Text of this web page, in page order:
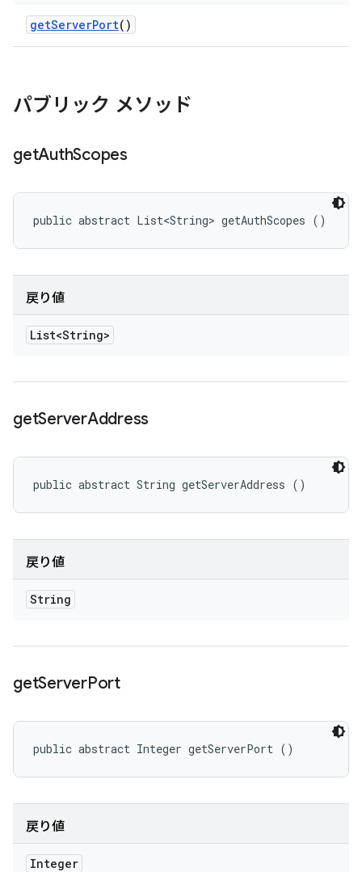
getServerPort()
パブリック メソッド
getAuthScopes
public abstract List<String> getAuthScopes ()
戻り値
List<String>
getServerAddress
public abstract String getServerAddress ()
戻り値
String
getServerPort
public abstract Integer getServerPort ()
戻り値
Integer